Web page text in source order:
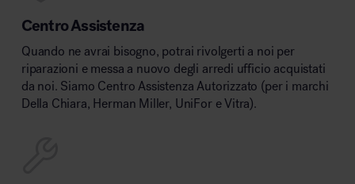
Centro Assistenza
Quando ne avrai bisogno, potrai rivolgerti a noi per
riparazioni e messa a nuovo degli arredi ufficio acquistati
da noi. Siamo Centro Assistenza Autorizzato (per i marchi
Della Chiara, Herman Miller, UniFor e Vitra).